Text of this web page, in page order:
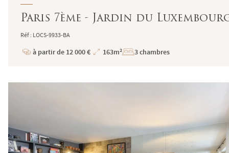
Paris 7ème - Jardin du
Réf : LOCS-9933-BA
Prix
à partir de 12 000 €
Superficie
163m² 3 chambres